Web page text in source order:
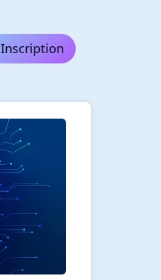
Inscription